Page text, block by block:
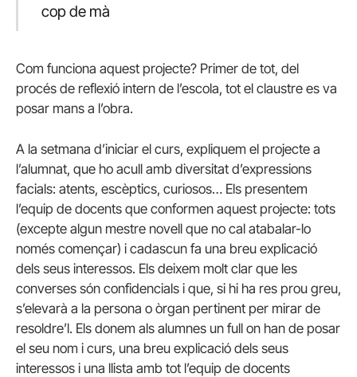
cop de mà
Com funciona aquest projecte? Primer de tot, del
procés de reflexió intern de l’escola, tot el claustre es va
posar mans a l’obra.
A la setmana d’iniciar el curs, expliquem el projecte a
l’alumnat, que ho acull amb diversitat d’expressions
facials: atents, escèptics, curiosos… Els presentem
l’equip de docents que conformen aquest projecte: tots
(excepte algun mestre novell que no cal atabalar-lo
només començar) i cadascun fa una breu explicació
dels seus interessos. Els deixem molt clar que les
converses són confidencials i que, si hi ha res prou greu,
s’elevarà a la persona o òrgan pertinent per mirar de
resoldre’l. Els donem als alumnes un full on han de posar
el seu nom i curs, una breu explicació dels seus
interessos i una llista amb tot l’equip de docents